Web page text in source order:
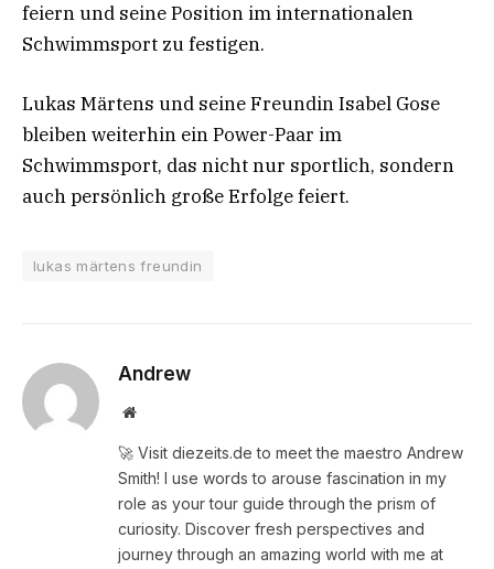
feiern und seine Position im internationalen
Schwimmsport zu festigen.
Lukas Märtens und seine Freundin Isabel Gose
bleiben weiterhin ein Power-Paar im
Schwimmsport, das nicht nur sportlich, sondern
auch persönlich große Erfolge feiert.
lukas märtens freundin
Andrew
Website
🚀 Visit diezeits.de to meet the maestro Andrew
Smith! I use words to arouse fascination in my
role as your tour guide through the prism of
curiosity. Discover fresh perspectives and
journey through an amazing world with me at